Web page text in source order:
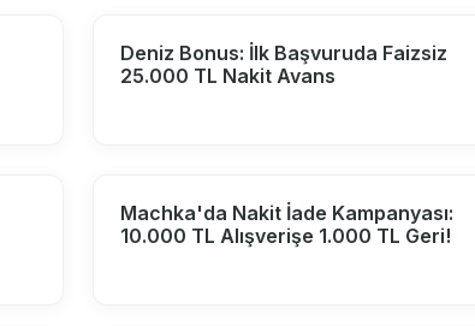
Deniz Bonus: İlk Başvuruda Faizsiz
25.000 TL Nakit Avans
Machka'da Nakit İade Kampanyası:
10.000 TL Alışverişe 1.000 TL Geri!